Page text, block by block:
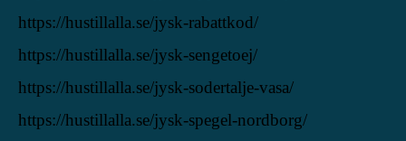
https://hustillalla.se/jysk-rabattkod/
https://hustillalla.se/jysk-sengetoej/
https://hustillalla.se/jysk-sodertalje-vasa/
https://hustillalla.se/jysk-spegel-nordborg/